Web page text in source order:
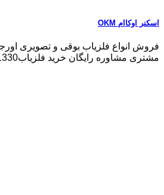
اسکنر اوکاام OKM
فروش انواع فلزیاب بوقی و تصویری
مشتری مشاوره رایگان خرید فلزیاب09102191330